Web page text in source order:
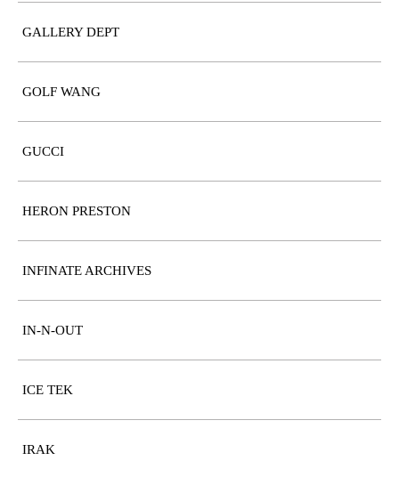
GALLERY DEPT
GOLF WANG
GUCCI
HERON PRESTON
INFINATE ARCHIVES
IN-N-OUT
ICE TEK
IRAK